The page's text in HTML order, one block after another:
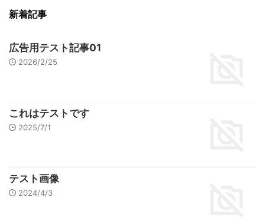
新着記事
広告用テスト記事01
2026/2/25
これはテストです
2025/7/1
テスト画像
2024/4/3